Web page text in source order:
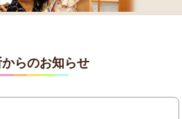
らのお知らせ